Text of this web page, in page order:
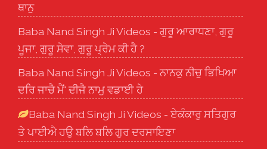
ਥਾਨੁ
Baba Nand Singh Ji Videos - ਗੁਰੂ ਆਰਾਧਣਾ, ਗੁਰੂ
ਪੂਜਾ, ਗੁਰੂ ਸੇਵਾ, ਗੁਰੂ ਪ੍ਰੇਮ ਕੀ ਹੈ ?
Baba Nand Singh Ji Videos - ਨਾਨਕੁ ਨੀਚੁ ਭਿਖਿਆ
ਦਰਿ ਜਾਚੈ ਮੈਂ' ਦੀਜੈ ਨਾਮੁ ਵਡਾਈ ਹੇ
Baba Nand Singh Ji Videos - ਏਕੰਕਾਰੁ ਸਤਿਗੁਰ
ਤੇ ਪਾਈਐ ਹਉ ਬਲਿ ਬਲਿ ਗੁਰ ਦਰਸਾਇਣਾ